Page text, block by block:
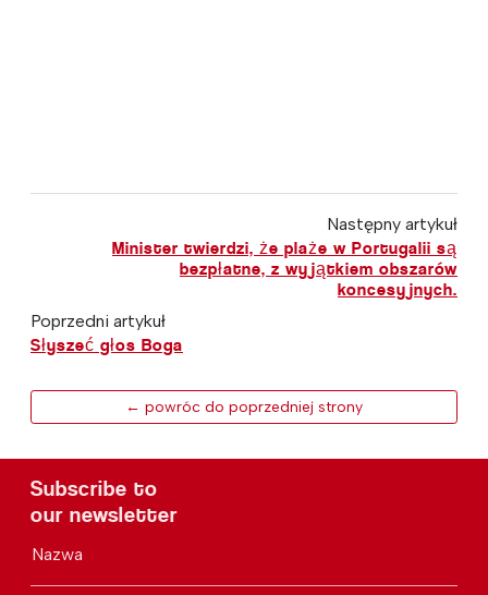
Następny artykuł
Minister twierdzi, że plaże w Portugalii są
bezpłatne, z wyjątkiem obszarów
koncesyjnych.
Poprzedni artykuł
Słyszeć głos Boga
← powróc do poprzedniej strony
Subscribe to
our newsletter
Nazwa